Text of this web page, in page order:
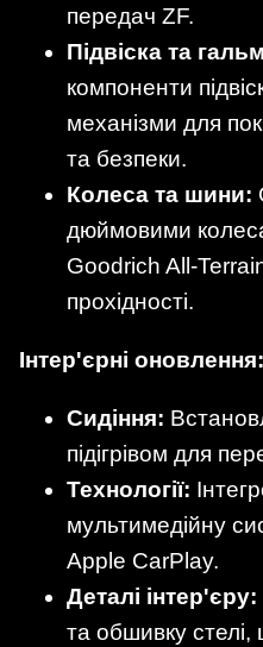
передач ZF.
Підвіска та
компоненти
механізми для
та безпеки.
Колеса та шини:
дюймовими
Goodrich All-
прохідності.
Інтер'єрні оновлення:
Сидіння:
підігрівом для
Технології:
мультимедійну
Apple CarPlay.
Деталі інтер'єру:
та обшивку стелі,